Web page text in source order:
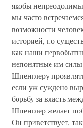
якобы
мы часто
возможности
историей, по
как наши
непонятные им
Шпенглеру
если уж суждено
борьбу за власть
Шпенглер желает
Он приветствует,